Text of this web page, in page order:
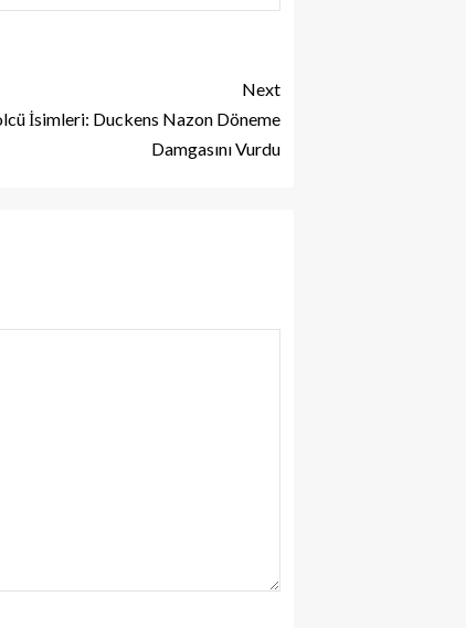
Next
İsimleri: Duckens Nazon Döneme
Damgasını Vurdu